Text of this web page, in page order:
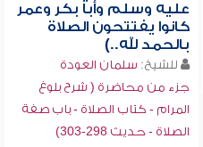
عليه وسلم وأبا بكر وعمر
كانوا يفتتحون الصلاة
بالحمد لله..)
للشيخ: سلمان العودة
جزء من محاضرة ( شرح بلوغ
المرام - كتاب الصلاة - باب صفة
الصلاة - حديث 298-303)